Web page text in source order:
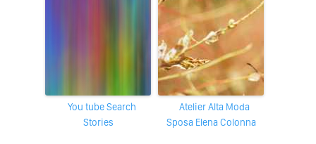
You tube Search
Stories
Atelier Alta Moda
Sposa Elena Colonna